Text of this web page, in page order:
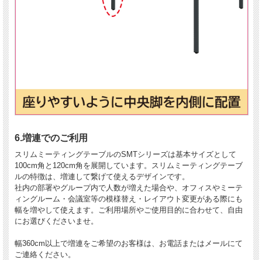
6.増連でのご利用
スリムミーティングテーブルのSMTシリーズは基本サイズとして
100cm角と120cm角を展開しています。スリムミーティングテーブ
ルの特徴は、増連して繋げて使えるデザインです。
社内の部署やグループ内で人数が増えた場合や、オフィスやミーテ
ィングルーム・会議室等の模様替え・レイアウト変更がある際にも
幅を増やして使えます。ご利用場所やご使用目的に合わせて、自由
にお選びくださいませ。
幅360cm以上で増連をご希望のお客様は、お電話またはメールにて
ご連絡ください。